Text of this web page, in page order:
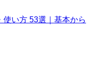
い方 53選｜基本から